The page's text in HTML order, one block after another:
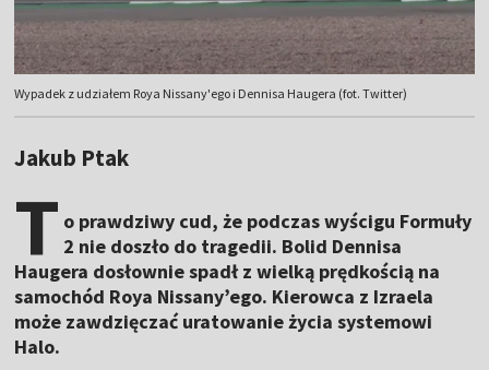
Wypadek z udziałem Roya Nissany'ego i Dennisa Haugera (fot. Twitter)
Jakub Ptak
T o prawdziwy cud, że podczas wyścigu Formuły
2 nie doszło do tragedii. Bolid Dennisa
Haugera dosłownie spadł z wielką prędkością na
samochód Roya Nissany’ego. Kierowca z Izraela
może zawdzięczać uratowanie życia systemowi
Halo.